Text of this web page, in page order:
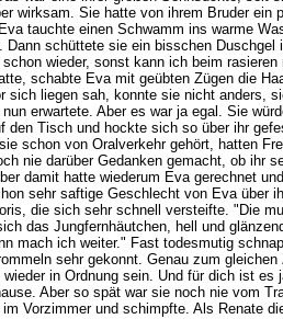
wirksam. Sie hatte von ihrem Bruder
tauchte einen Schwamm ins warme
schüttete sie ein bisschen
wieder, sonst kann ich beim
schabte Eva mit geübten Zügen die
liegen sah, konnte sie nicht
erwartete. Aber es war ja egal. Sie
Tisch und hockte sich so über ihr
schon von Oralverkehr gehört, hatten
nie darüber Gedanken gemacht, ob
damit hatte wiederum Eva gerechnet
sehr saftige Geschlecht von Eva
die sich sehr schnell versteifte. "Die
das Jungfernhäutchen, hell und
mach ich weiter." Fast todesmutig
sehr gekonnt. Genau zum
in Ordnung sein. Und für dich ist
Aber so spät war sie noch nie vom
Vorzimmer und schimpfte. Als Renate